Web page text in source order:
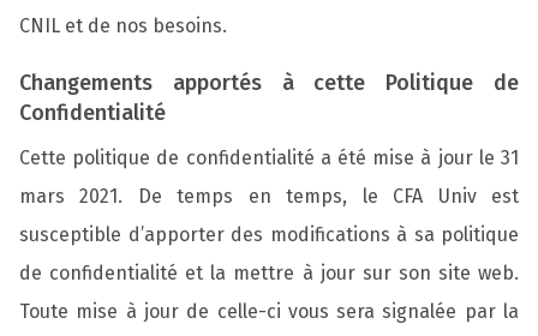
CNIL et de nos besoins.
Changements apportés à cette Politique de
Confidentialité
Cette politique de confidentialité a été mise à jour le 31
mars 2021. De temps en temps, le CFA Univ est
susceptible d’apporter des modifications à sa politique
de confidentialité et la mettre à jour sur son site web.
Toute mise à jour de celle-ci vous sera signalée par la